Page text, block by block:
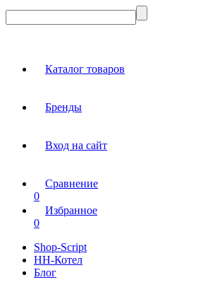
Каталог товаров
Бренды
Вход на сайт
Сравнение
0
Избранное
0
Shop-Script
НН-Котел
Блог